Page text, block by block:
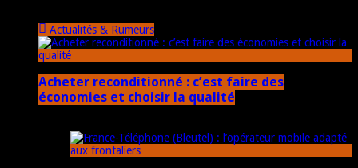
Actualités & Rumeurs
Acheter reconditionné : c’est faire des
économies et choisir la qualité